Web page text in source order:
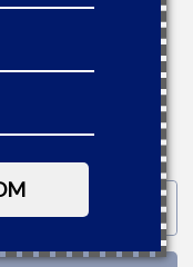
no momento